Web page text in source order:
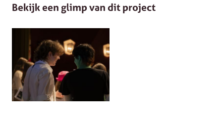
Bekijk een glimp van dit project